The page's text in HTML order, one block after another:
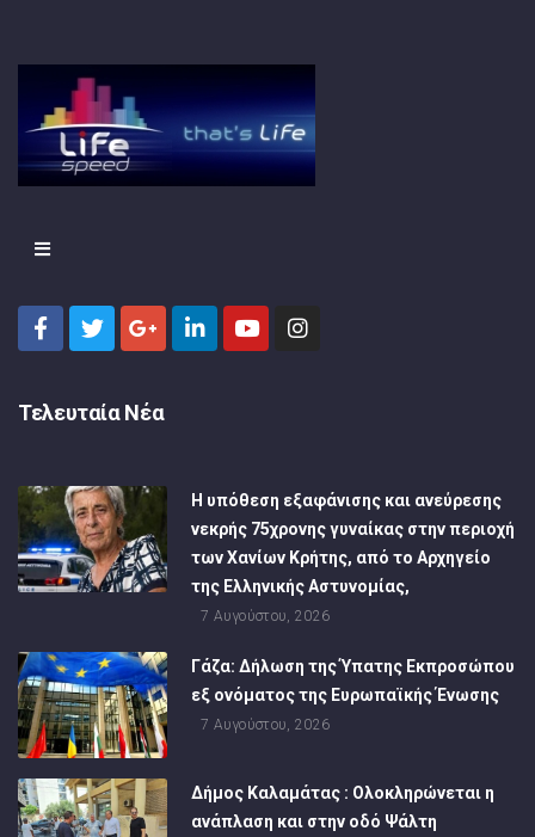
Τελευταία Νέα
Η υπόθεση εξαφάνισης και ανεύρεσης
νεκρής 75χρονης γυναίκας στην περιοχή
των Χανίων Κρήτης, από το Αρχηγείο
της Ελληνικής Αστυνομίας,
7 Αυγούστου, 2026
Γάζα: Δήλωση της Ύπατης Εκπροσώπου
εξ ονόματος της Ευρωπαϊκής Ένωσης
7 Αυγούστου, 2026
Δήμος Καλαμάτας : Ολοκληρώνεται η
ανάπλαση και στην οδό Ψάλτη